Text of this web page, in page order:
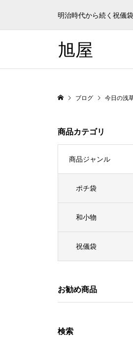
明治時代から続く祝儀
旭屋
ブログ 今日の浅
商品カテゴリ
商品ジャンル
ポチ袋
和小物
祝儀袋
お勧め商品
検索